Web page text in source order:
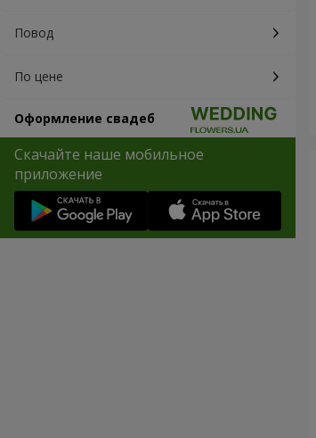
Повод
По цене
Оформление свадеб
Скачайте наше мобильное
приложение